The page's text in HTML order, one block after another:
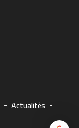
Actualités